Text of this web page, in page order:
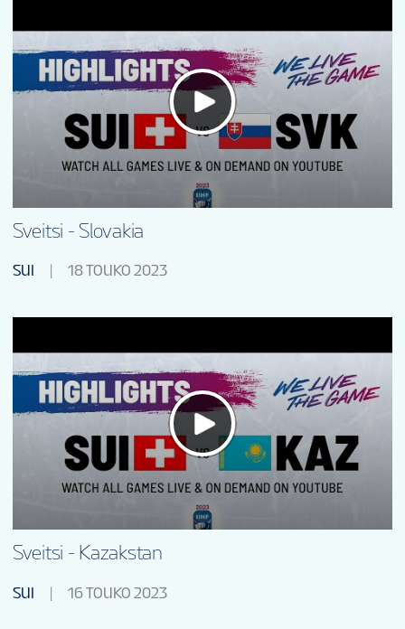
Sveitsi - Slovakia
SUI 18 TOUKO 2023
Sveitsi - Kazakstan
SUI 16 TOUKO 2023